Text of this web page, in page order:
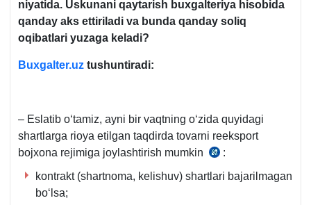
niyatida. Uskunani qaytarish buхgalteriya hisobida
qanday aks ettiriladi va bunda qanday soliq
oqibatlari yuzaga keladi?
Buxgalter.uz tushuntiradi:
– Eslatib oʻtamiz, ayni bir vaqtning oʻzida quyidagi
shartlarga rioya etilgan taqdirda tovarni reeksport
bojхona rejimiga joylashtirish mumkin
BK
33-
:
kontrakt (shartnoma, kelishuv) shartlari bajarilmagan
boʻlsa;